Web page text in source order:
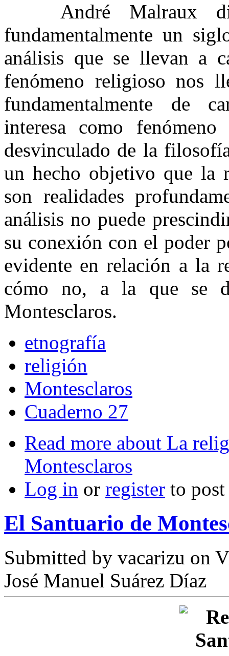
André Malraux
fundamentalmente un
análisis que se llevan a
fenómeno religioso nos
fundamentalmente de
interesa como
desvinculado de la
un hecho objetivo que la
son realidades
análisis no puede
su conexión con el poder
evidente en relación a la
cómo no, a la que se
Montesclaros.
etnografía
religión
Montesclaros
Cuaderno 27
Read more about La
Montesclaros
Log in or register to
El Santuario de
Submitted by vacarizu on
José Manuel Suárez Díaz